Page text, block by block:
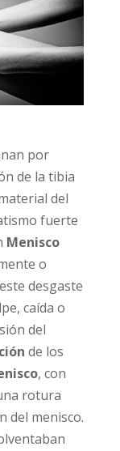
por
de la tibia
del
fuerte
Menisco
o
desgaste
caída o
del
de los
, con
rotura
del menisco.